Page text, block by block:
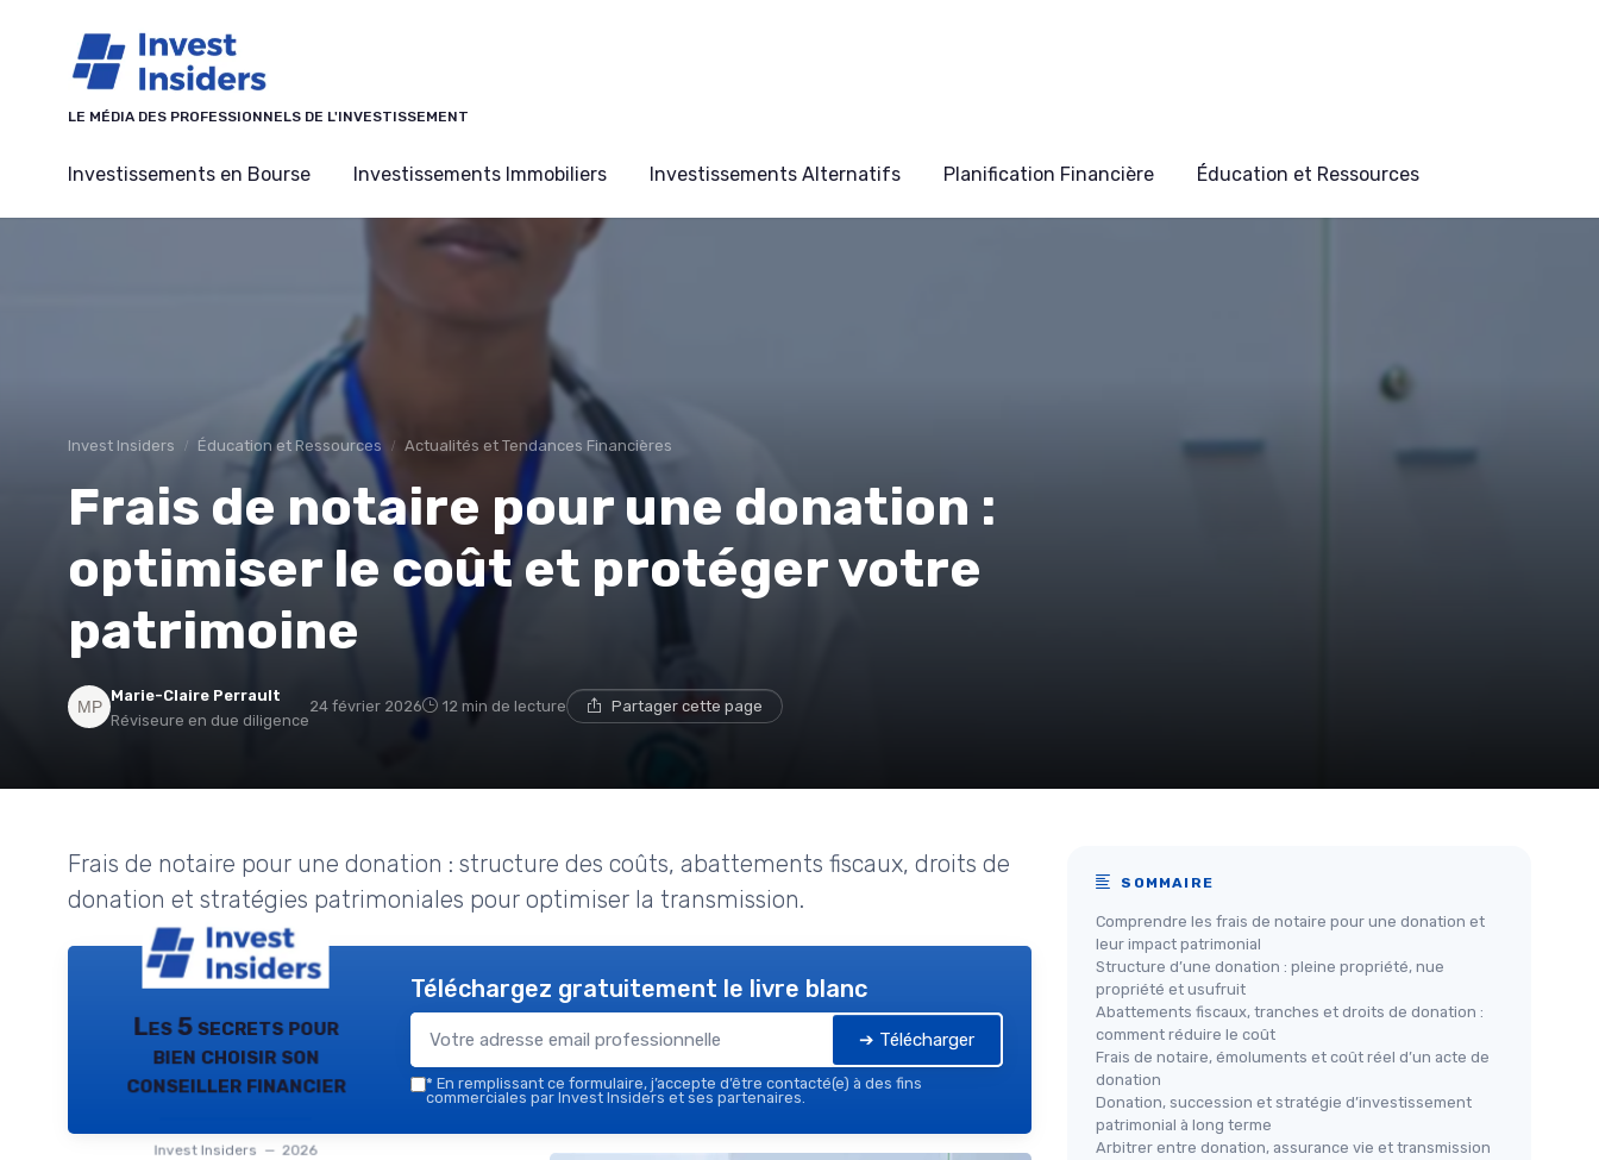
LE MÉDIA DES PROFESSIONNELS DE L'INVESTISSEMENT
Investissements en Bourse Investissements Immobiliers Investissements Alternatifs Planification Financière Éducation et Ressources
Invest Insiders Éducation et Ressources Actualités et Tendances Financières
Frais de notaire pour une donation :
optimiser le coût et protéger votre
patrimoine
Marie-Claire Perrault
Réviseure en due diligence
24 février 2026 12 min de lecture Partager cette page
Frais de notaire pour une donation : structure des coûts, abattements fiscaux, droits de
donation et stratégies patrimoniales pour optimiser la transmission.
Les 5 secrets pour
bien choisir son
conseiller financier
Invest Insiders — 2026
Téléchargez gratuitement le livre blanc
➔ Télécharger
* En remplissant ce formulaire, j’accepte d’être contacté(e) à des fins
commerciales par Invest Insiders et ses partenaires.
SOMMAIRE
Comprendre les frais de notaire pour une donation et
leur impact patrimonial
Structure d’une donation : pleine propriété, nue
propriété et usufruit
Abattements fiscaux, tranches et droits de donation :
comment réduire le coût
Frais de notaire, émoluments et coût réel d’un acte de
donation
Donation, succession et stratégie d’investissement
patrimonial à long terme
Arbitrer entre donation, assurance vie et transmission